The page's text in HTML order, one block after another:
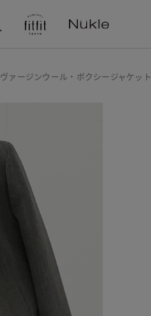
ヴァージンウール・ボクシージャケット